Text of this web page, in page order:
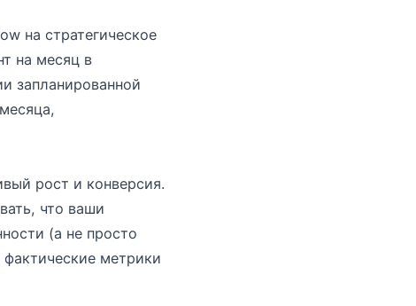
на стратегическое
на месяц в
запланированной
рост и конверсия.
что ваши
(а не просто
метрики